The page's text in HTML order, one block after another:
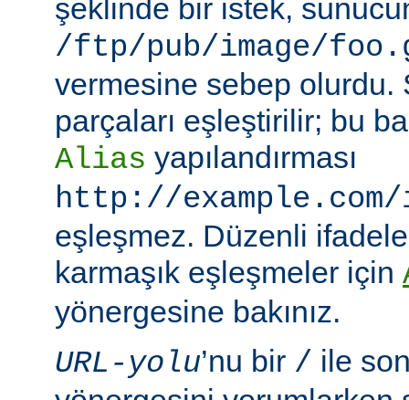
şeklinde bir istek,
/ftp/pub/image/
vermesine sebep olurdu.
parçaları eşleştirilir; bu
Alias yapılandırması
http://
eşleşmez. Düzenli
karmaşık eşleşmeler için
yönergesine bakınız.
URL-yolu’nu bir / ile